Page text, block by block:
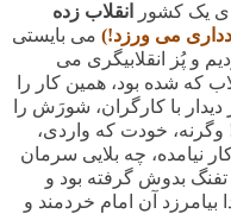
ی یک کشور
انقلاب زده
می ورزد!) می بایستی
و پُز انقلابیگری می
که شده بود، همین کار را
دیدار با کارگران، شورَش را
وگرنه، خودت که واردی،
نیامده، چه بلایی سرمان
بدوش گرفته بود و
بیامرزد آن امام خردمند و